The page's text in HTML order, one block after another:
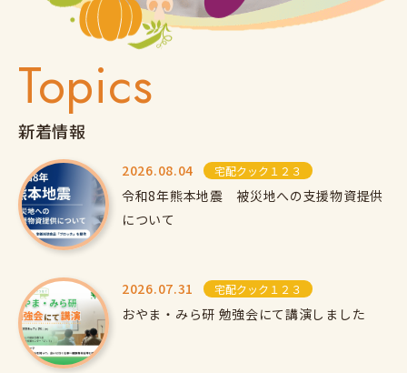
Topics
新着情報
2026.08.04 宅配クック１２３
令和8年熊本地震 被災地への支援物資提供
について
2026.07.31 宅配クック１２３
おやま・みら研 勉強会にて講演しました